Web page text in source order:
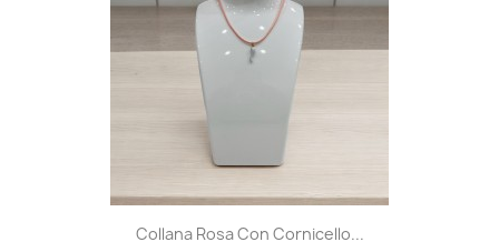
Collana Rosa Con Cornicello...